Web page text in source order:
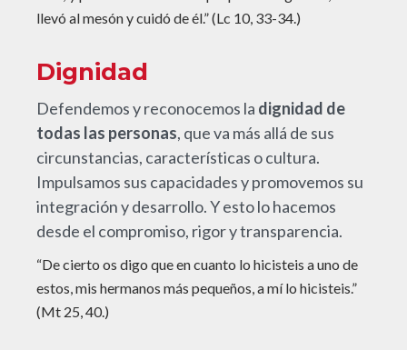
llevó al mesón y cuidó de él.” (Lc 10, 33-34.)
Dignidad
Defendemos y reconocemos la dignidad de
todas las personas, que va más allá de sus
circunstancias, características o cultura.
Impulsamos sus capacidades y promovemos su
integración y desarrollo. Y esto lo hacemos
desde el compromiso, rigor y transparencia.
“De cierto os digo que en cuanto lo hicisteis a uno de
estos, mis hermanos más pequeños, a mí lo hicisteis.”
(Mt 25, 40.)